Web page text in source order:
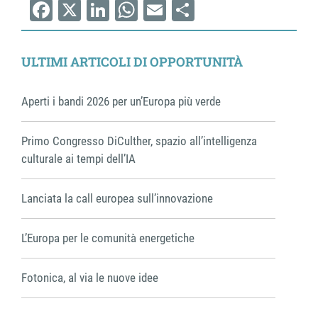
Facebook
X LinkedIn
WhatsApp
EmailShare
ULTIMI ARTICOLI DI OPPORTUNITÀ
Aperti i bandi 2026 per un’Europa più verde
Primo Congresso DiCulther, spazio all’intelligenza
culturale ai tempi dell’IA
Lanciata la call europea sull’innovazione
L’Europa per le comunità energetiche
Fotonica, al via le nuove idee